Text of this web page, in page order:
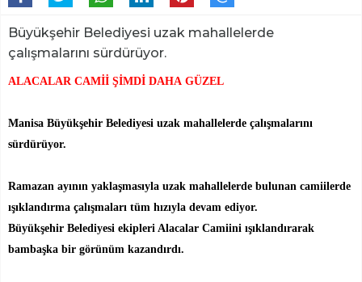
Büyükşehir Belediyesi uzak mahallelerde
çalışmalarını sürdürüyor.
ALACALAR CAMİİ ŞİMDİ DAHA GÜZEL
Manisa Büyükşehir Belediyesi uzak mahallelerde çalışmalarını
sürdürüyor.
Ramazan ayının yaklaşmasıyla uzak mahallelerde bulunan camiilerde
ışıklandırma çalışmaları tüm hızıyla devam ediyor.
Büyükşehir Belediyesi ekipleri Alacalar Camiini ışıklandırarak
bambaşka bir görünüm kazandırdı.